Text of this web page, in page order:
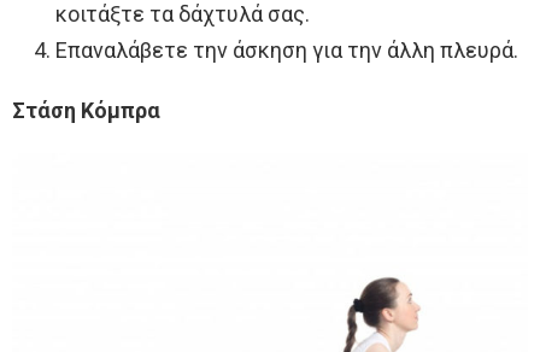
κοιτάξτε τα δάχτυλά σας.
Επαναλάβετε την άσκηση για την άλλη πλευρά.
Στάση Κόμπρα